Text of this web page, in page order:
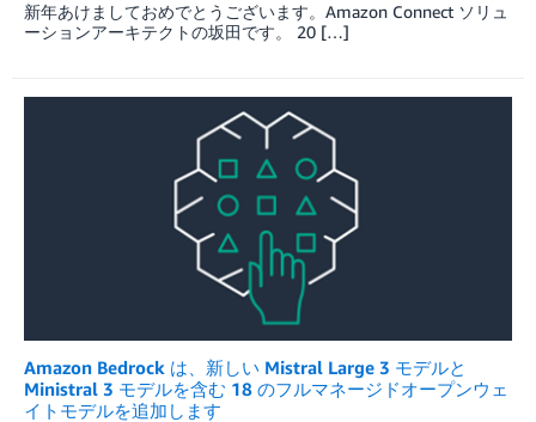
新年あけましておめでとうございます。Amazon Connect ソリュ
ーションアーキテクトの坂田です。 20 […]
Amazon Bedrock は、新しい Mistral Large 3 モデルと
Ministral 3 モデルを含む 18 のフルマネージドオープンウェ
イトモデルを追加します